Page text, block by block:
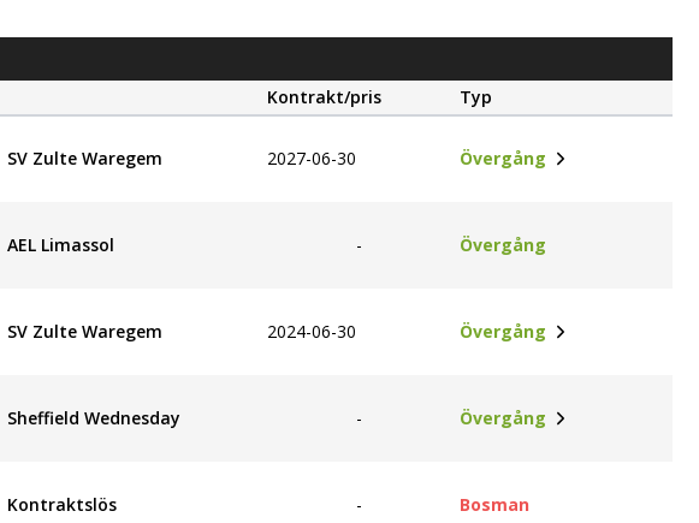
Kontrakt/pris Typ
SV Zulte Waregem 2027-06-30 Övergång
AEL Limassol - Övergång
SV Zulte Waregem 2024-06-30 Övergång
Sheffield Wednesday - Övergång
Kontraktslös - Bosman